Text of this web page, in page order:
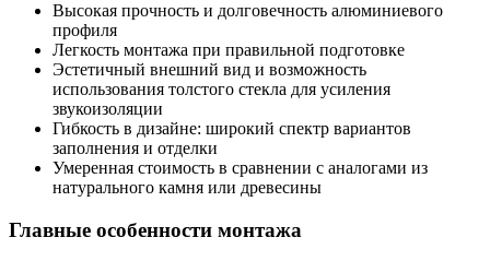
Высокая прочность и долговечность алюминиевого
профиля
Легкость монтажа при правильной подготовке
Эстетичный внешний вид и возможность
использования толстого стекла для усиления
звукоизоляции
Гибкость в дизайне: широкий спектр вариантов
заполнения и отделки
Умеренная стоимость в сравнении с аналогами из
натурального камня или древесины
Главные особенности монтажа